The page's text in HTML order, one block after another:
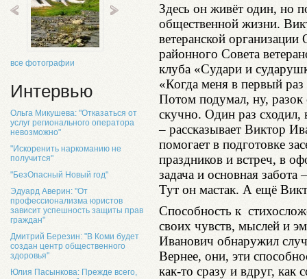
все фотографии
Интервью
Ольга Микушева: "Отказаться от
услуг регионального оператора
невозможно"
"Искоренить наркоманию не
получится"
"БезОпасный Новый год"
Эдуард Аверин: "От
профессионализма юристов
зависит успешность защиты прав
граждан"
Дмитрий Березин: "В Коми будет
создан центр общественного
здоровья"
Юлия Пасынкова: Прежде всего,
Здесь он живёт один, но
общественной жизни.
ветеранской
районного Совета
клуба «Судари и
«Когда меня в первый
Потом подумал, ну,
скучно. Один раз сходил,
– рассказывает Виктор
помогает в подготовке
праздников и встреч, в
задача и основная
Тут он мастак. А ещё
Способность к
своих чувств, мыслей и
Иванович обнаружил
Вернее, они, эти
как-то сразу и вдруг, как